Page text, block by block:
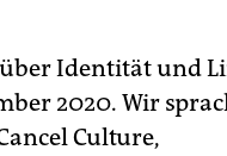
Identität und
2020. Wir
Culture,